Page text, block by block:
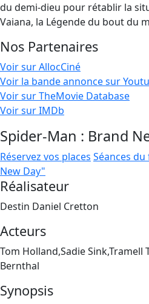
du demi-dieu pour rétablir la
Vaiana, la Légende du bout du
Nos Partenaires
Voir sur AllocCiné
Voir la bande annonce sur
Voir sur TheMovie Database
Voir sur IMDb
Spider-Man : Brand
Réservez vos places Séances
New Day"
Réalisateur
Destin Daniel Cretton
Acteurs
Tom Holland,Sadie Sink,Tramell
Bernthal
Synopsis